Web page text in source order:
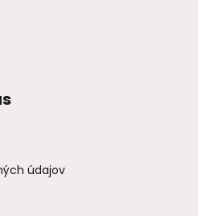
údajov